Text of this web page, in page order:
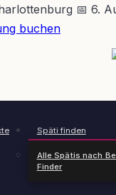
📅 6.
buchen
Späti finden
Alle Spätis nach
Finder